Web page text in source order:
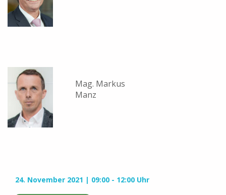
Mag. Markus
Manz
24. November 2021 09:00 - 12:00 Uhr